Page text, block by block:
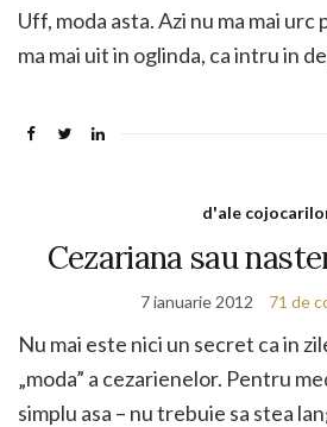
Uff, moda asta. Azi nu ma mai urc
ma mai uit in oglinda, ca intru in
d'ale
Cezariana sau
7 ianuarie 2012 71 de
Nu mai este nici un secret ca in
„moda” a cezarienelor. Pentru
simplu asa – nu trebuie sa stea